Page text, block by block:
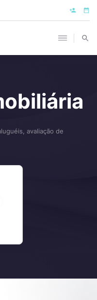
avaliação de